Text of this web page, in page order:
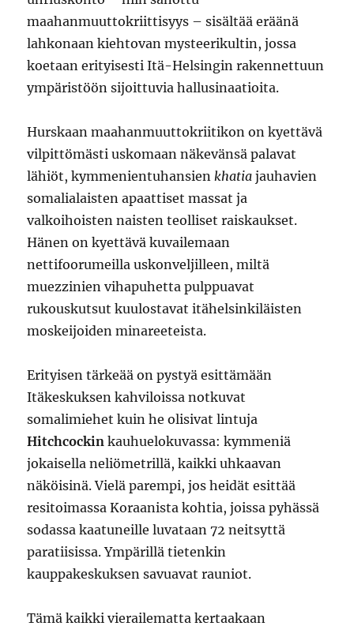
maahanmuuttokriittisyys – sisältää eräänä
lahkonaan kiehtovan mysteerikultin, jossa
koetaan erityisesti Itä-Helsingin rakennettuun
ympäristöön sijoittuvia hallusinaatioita.
Hurskaan maahanmuuttokriitikon on kyettävä
vilpittömästi uskomaan näkevänsä palavat
lähiöt, kymmenientuhansien khatia jauhavien
somalialaisten apaattiset massat ja
valkoihoisten naisten teolliset raiskaukset.
Hänen on kyettävä kuvailemaan
nettifoorumeilla uskonveljilleen, miltä
muezzinien vihapuhetta pulppuavat
rukouskutsut kuulostavat itähelsinkiläisten
moskeijoiden minareeteista.
Erityisen tärkeää on pystyä esittämään
Itäkeskuksen kahviloissa notkuvat
somalimiehet kuin he olisivat lintuja
Hitchcockin kauhuelokuvassa: kymmeniä
jokaisella neliömetrillä, kaikki uhkaavan
näköisinä. Vielä parempi, jos heidät esittää
resitoimassa Koraanista kohtia, joissa pyhässä
sodassa kaatuneille luvataan 72 neitsyttä
paratiisissa. Ympärillä tietenkin
kauppakeskuksen savuavat rauniot.
Tämä kaikki vierailematta kertaakaan